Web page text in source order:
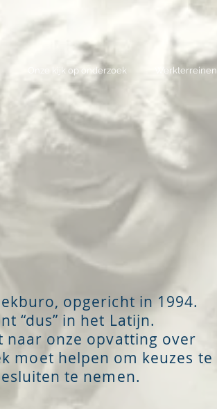
Onze kijk op onderzoek Werkterreinen
opgericht in 1994.
“dus” in het Latijn.
naar onze opvatting over
moet helpen om keuzes te
te nemen.